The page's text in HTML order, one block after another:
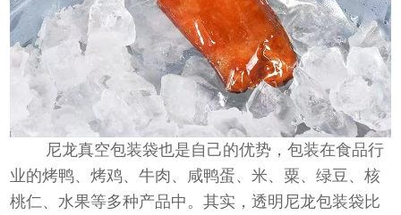
尼龙真空包装袋也是自己的优势，包装在食品行
业的烤鸭、烤鸡、牛肉、咸鸭蛋、米、粟、绿豆、核
桃仁、水果等多种产品中。其实，透明尼龙包装袋比